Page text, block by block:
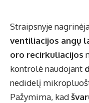
Straipsnyje
ventiliacijos angų
oro recirkuliacijos
kontrolė naudojant
nedidelį
Pažymima, kad